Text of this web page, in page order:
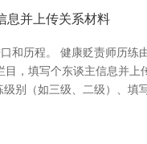
息并上传关系材料
历程。 健康贬责师历
，填写个东谈主信息并
别（如三级、二级）、填